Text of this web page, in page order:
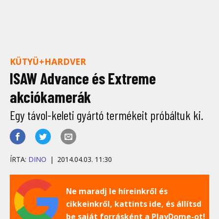
KÜTYÜ+HARDVER
ISAW Advance és Extreme
akciókamerák
Egy távol-keleti gyártó termékeit próbáltuk ki.
ÍRTA: DINO 2014.04.03. 11:30
Ne maradj le híreinkről és
cikkeinkről, kattints ide, és állítsd
be saját forrásként a PlayDome-ot!